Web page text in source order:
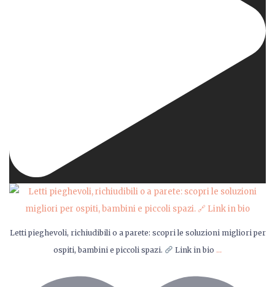
Letti pieghevoli, richiudibili o a parete: scopri le soluzioni migliori per
ospiti, bambini e piccoli spazi.
Link in bio ...